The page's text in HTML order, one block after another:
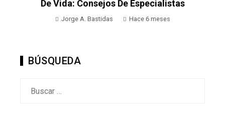
De Vida: Consejos De Especialistas
Jorge A. Bastidas Hace 6 meses
BÚSQUEDA